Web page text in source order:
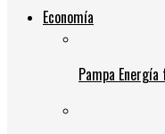
Economía
Pampa